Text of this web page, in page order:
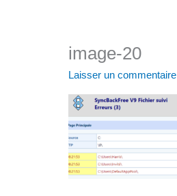
image-20
Laisser un commentaire